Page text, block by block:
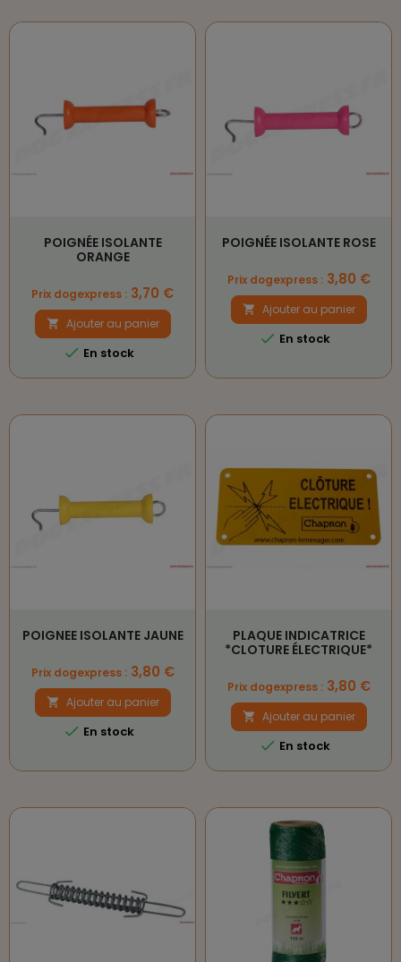
POIGNÉE ISOLANTE
ORANGE
Prix
Prix dogexpress : 3,70 €
 Ajouter au panier
 En stock
POIGNÉE ISOLANTE ROSE
Prix
Prix dogexpress :3,80 €
 Ajouter au panier
 En stock
POIGNEE ISOLANTE JAUNE
Prix
Prix dogexpress :3,80 €
 Ajouter au panier
 En stock
PLAQUE INDICATRICE
*CLOTURE ÉLECTRIQUE*
Prix
Prix dogexpress :3,80 €
 Ajouter au panier
 En stock